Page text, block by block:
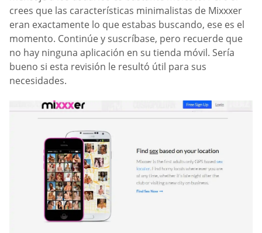
crees que las características minimalistas de Mixxxer
eran exactamente lo que estabas buscando, ese es el
momento. Continúe y suscríbase, pero recuerde que
no hay ninguna aplicación en su tienda móvil. Sería
bueno si esta revisión le resultó útil para sus
necesidades.